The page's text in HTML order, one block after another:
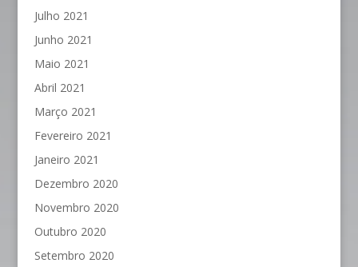
Julho 2021
Junho 2021
Maio 2021
Abril 2021
Março 2021
Fevereiro 2021
Janeiro 2021
Dezembro 2020
Novembro 2020
Outubro 2020
Setembro 2020